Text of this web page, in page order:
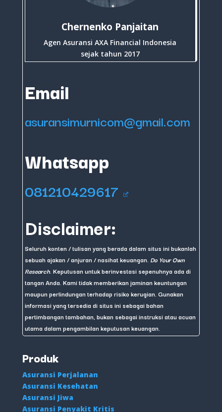
Chernenko Panjaitan
Agen Asuransi AXA Financial Indonesia
sejak tahun 2017
Email
asuransimurnicom@gmail.com
Whatsapp
081210429617
Disclaimer:
Seluruh konten / tulisan yang berada dalam situs ini bukanlah
sebuah ajakan / anjuran / nasihat keuangan. Do Your Own
Research . Keputusan untuk berinvestasi sepenuhnya ada di
tangan Anda. Kami tidak memberikan jaminan keuntungan
maupun perlindungan terhadap risiko kerugian. Gunakan
informasi yang tersedia di situs ini sebagai bahan
pertimbangan tambahan, bukan sebagai instruksi atau acuan
utama dalam pengambilan keputusan keuangan.
Produk
Asuransi Perjalanan
Asuransi Kesehatan
Asuransi Jiwa
Asuransi Penyakit Kritis